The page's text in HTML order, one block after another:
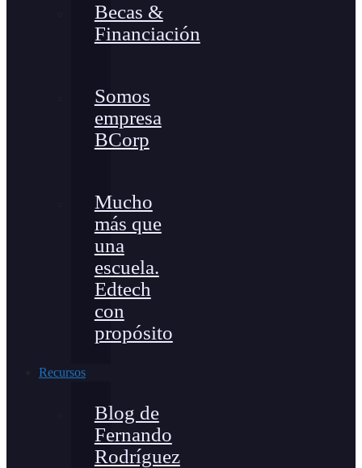
Becas &
Financiación
Somos
empresa
BCorp
Mucho
más que
una
escuela.
Edtech
con
propósito
Recursos
Blog de
Fernando
Rodríguez